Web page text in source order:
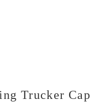
Trucker Cap